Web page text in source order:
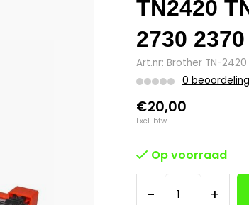
TN2420
2730
Art.nr: Brother TN-2420
0
€20,00
Excl. btw
Op voorraad
- +